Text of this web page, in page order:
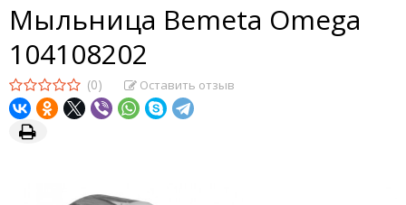
Мыльница Bemeta Omega
104108202
(0) Оставить отзыв